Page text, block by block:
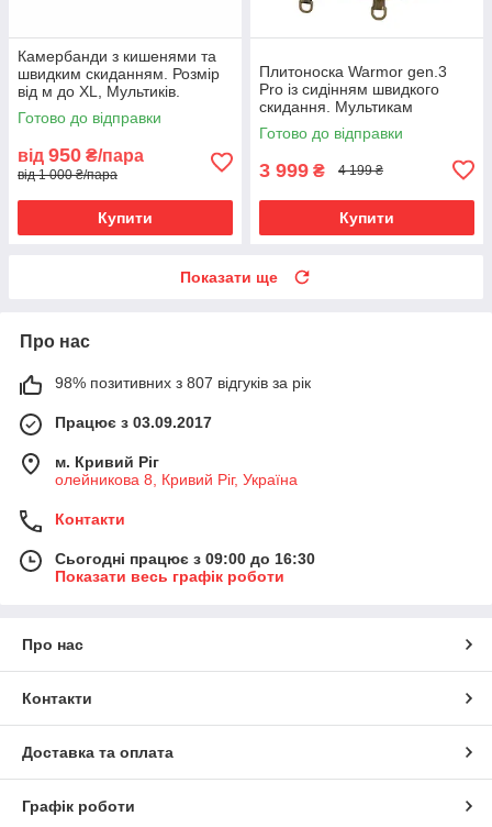
Камербанди з кишенями та
швидким скиданням. Розмір
від м до XL, Мультиків.
Комплект із 2 шт.
Готово до відправки
від 950 ₴/пара
від 1 000 ₴/пара
Купити
Плитоноска Warmor gen.3
Pro із сидінням швидкого
скидання. Мультикам
Готово до відправки
3 999 ₴ 4 199 ₴
Купити
Показати ще
Про нас
98% позитивних з 807 відгуків за рік
Працює з 03.09.2017
м. Кривий Ріг
олейникова 8, Кривий Ріг, Україна
Контакти
Сьогодні працює з 09:00 до 16:30
Показати весь графік роботи
Про нас
Контакти
Доставка та оплата
Графік роботи